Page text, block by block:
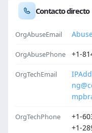
Contacto directo
OrgAbuseEmail
OrgAbusePhone +1-
OrgTechEmail
m
OrgTechPhone
+1-
+1-